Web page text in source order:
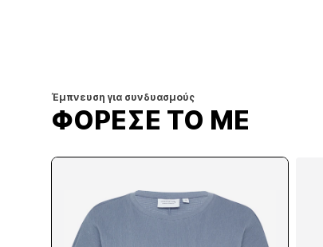
Έμπνευση για συνδυασμούς
ΦΟΡΕΣΕ ΤΟ ΜΕ